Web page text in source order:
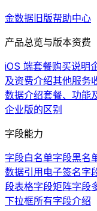
金数据旧版帮助中心
产品总览与版本资费
iOS 端套餐购买说明
及资费介绍其他服务
数据介绍套餐、功能
企业版的区别
字段能力
字段白名单字段黑名
数据引用电子签名字
段表格字段矩阵字段
下拉框所有字段介绍